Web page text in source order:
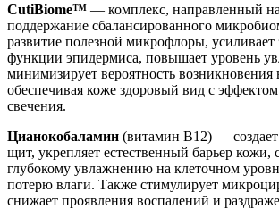
CutiBiome™ — комплекс, направленный
поддержание сбалансированного
развитие полезной микрофлоры,
функции эпидермиса, повышает уровень
минимизирует вероятность возникновения
обеспечивая коже здоровый вид с эффектом
свечения.
Цианокобаламин (витамин B12) —
щит, укрепляет естественный барьер кожи,
глубокому увлажнению на клеточном
потерю влаги. Также стимулирует
снижает проявления воспалений и